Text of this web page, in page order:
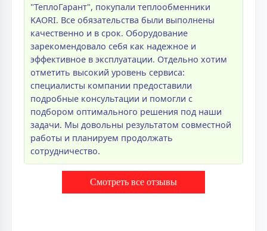
"ТеплоГарант", покупали теплообменники
KAORI. Все обязательства были выполнены
качественно и в срок. Оборудование
зарекомендовало себя как надежное и
эффективное в эксплуатации. Отдельно хотим
отметить высокий уровень сервиса:
специалисты компании предоставили
подробные консультации и помогли с
подбором оптимального решения под наши
задачи. Мы довольны результатом совместной
работы и планируем продолжать
сотрудничество.
Смотреть все отзывы